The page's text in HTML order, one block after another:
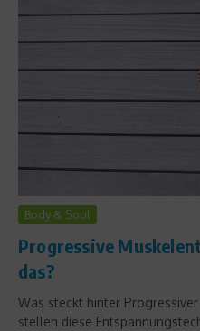
Body & Soul
Progressive
das?
Was steckt hinter
stellen diese